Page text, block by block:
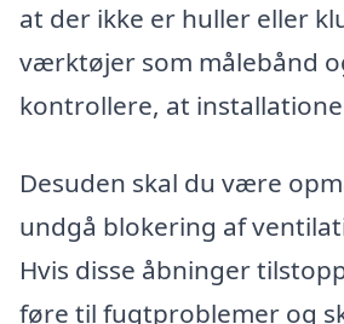
at der ikke er huller eller
værktøjer som målebånd
kontrollere, at
Desuden skal du være
undgå blokering af
Hvis disse åbninger
føre til fugtproblemer og